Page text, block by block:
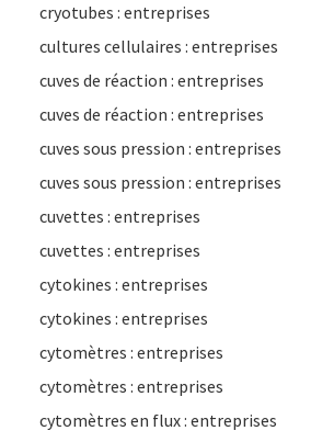
cryotubes : entreprises
cultures cellulaires : entreprises
cuves de réaction : entreprises
cuves de réaction : entreprises
cuves sous pression : entreprises
cuves sous pression : entreprises
cuvettes : entreprises
cuvettes : entreprises
cytokines : entreprises
cytokines : entreprises
cytomètres : entreprises
cytomètres : entreprises
cytomètres en flux : entreprises